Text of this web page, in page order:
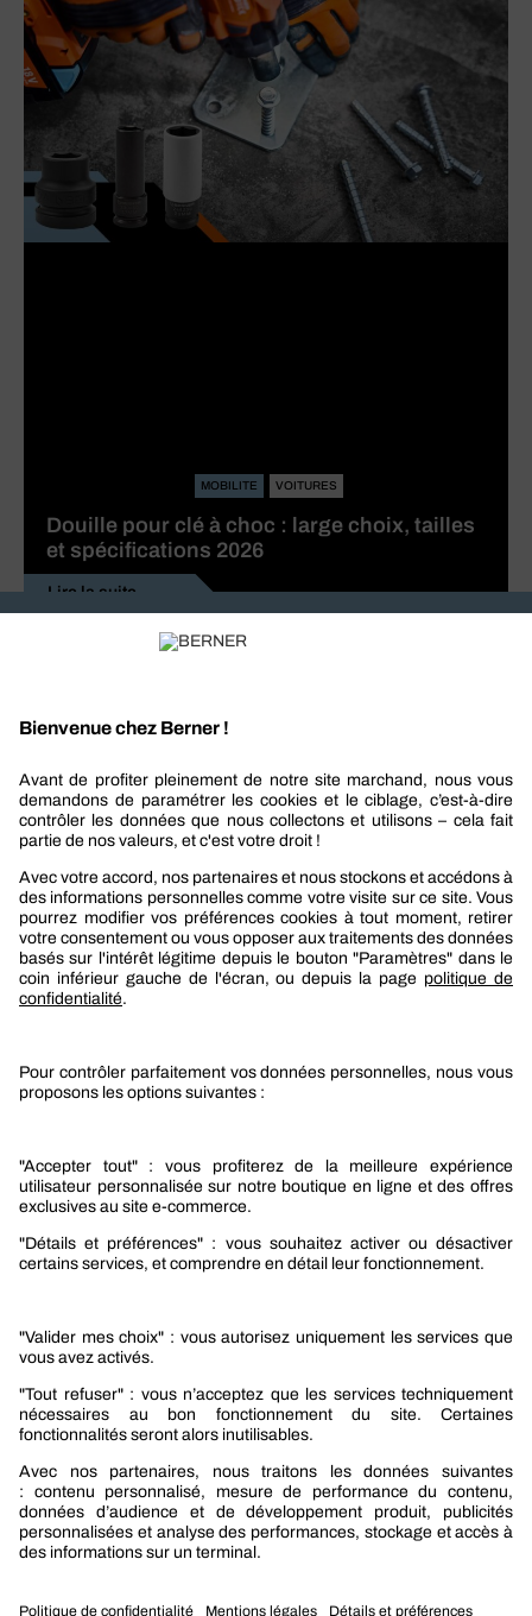
MOBILITE VOITURES
Douille pour clé à choc : large choix, tailles
et spécifications 2026
Lire la suite
Berner
Boutique Berner
Boutique Berner Industry Services
Le groupe Berner
Nos produits
Sélection produits automobile
Sélection produits bâtiment
Promotions
Nouveautés mobilité
Nouveautés construction
CARRIÈRES
NOTRE OFFRE
Entre vous et nous